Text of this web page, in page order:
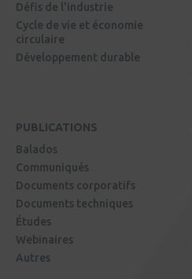
Défis de l'industrie
Cycle de vie et économie
circulaire
Développement durable
PUBLICATIONS
Balados
Communiqués
Documents corporatifs
Documents techniques
Études
Webinaires
Autres